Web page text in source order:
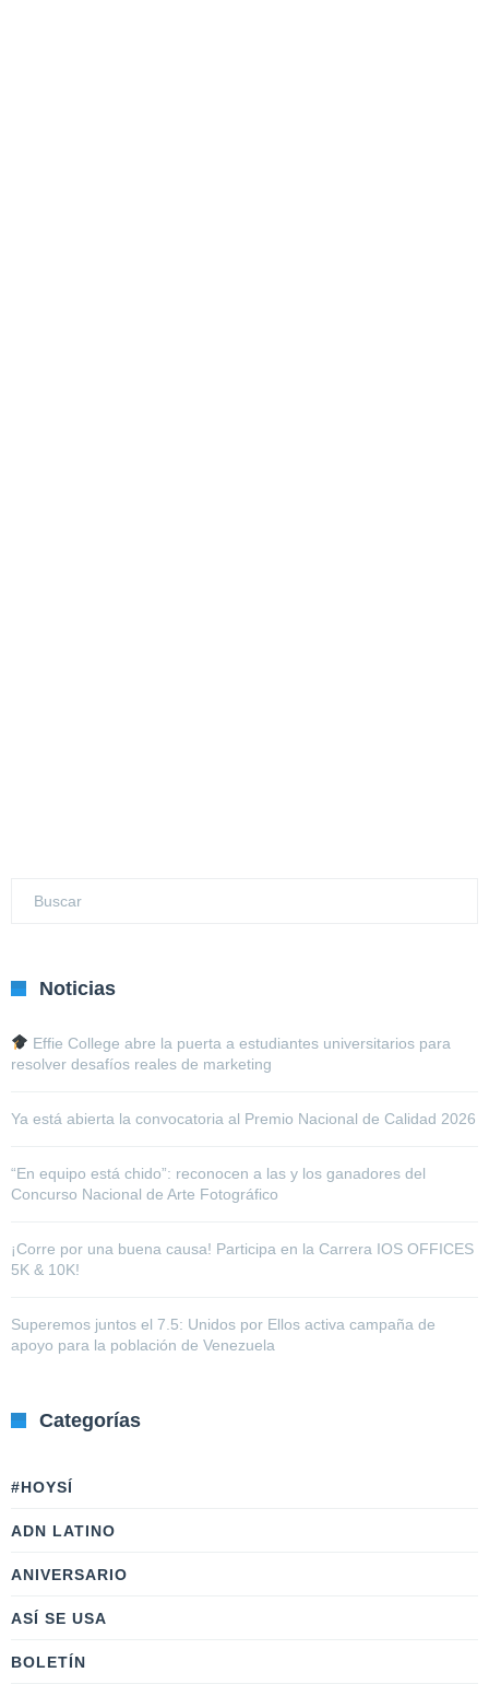
Noticias
Effie College abre la puerta a estudiantes universitarios para
resolver desafíos reales de marketing
Ya está abierta la convocatoria al Premio Nacional de Calidad 2026
“En equipo está chido”: reconocen a las y los ganadores del
Concurso Nacional de Arte Fotográfico
¡Corre por una buena causa! Participa en la Carrera IOS OFFICES
5K & 10K!
Superemos juntos el 7.5: Unidos por Ellos activa campaña de
apoyo para la población de Venezuela
Categorías
#HOYSÍ
ADN LATINO
ANIVERSARIO
ASÍ SE USA
BOLETÍN